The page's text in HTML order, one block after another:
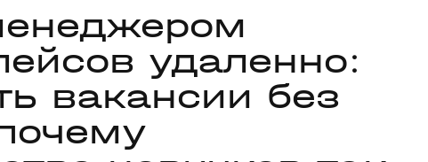
удаленно:
вакансии без